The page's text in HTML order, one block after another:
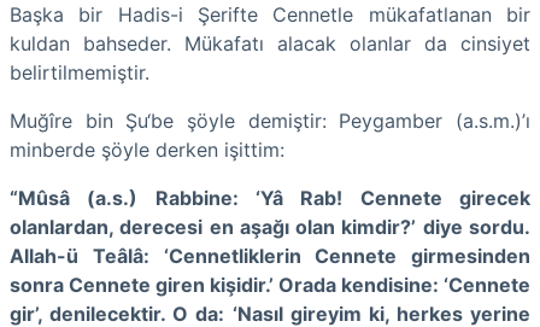
Başka bir Hadis-i Şerifte Cennetle mükafatlanan bir
kuldan bahseder. Mükafatı alacak olanlar da cinsiyet
belirtilmemiştir.
Muğîre bin Şu‘be şöyle demiştir: Peygamber (a.s.m.)’ı
minberde şöyle derken işittim:
“Mûsâ (a.s.) Rabbine: ‘Yâ Rab! Cennete girecek
olanlardan, derecesi en aşağı olan kimdir?’ diye sordu.
Allah-ü Teâlâ: ‘Cennetliklerin Cennete girmesinden
sonra Cennete giren kişidir.’ Orada kendisine: ‘Cennete
gir’, denilecektir. O da: ‘Nasıl gireyim ki, herkes yerine